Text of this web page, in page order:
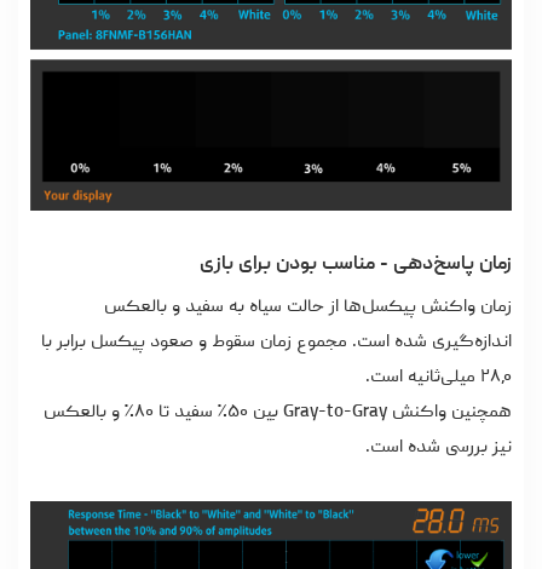
زمان پاسخ‌دهی - مناسب بودن برای بازی
زمان واکنش پیکسل‌ها از حالت سیاه به سفید و بالعکس
اندازه‌گیری شده است. مجموع زمان سقوط و صعود پیکسل برابر با
۲۸٫۰ میلی‌ثانیه است.
همچنین واکنش Gray-to-Gray بین ۵۰٪ سفید تا ۸۰٪ و بالعکس
نیز بررسی شده است.